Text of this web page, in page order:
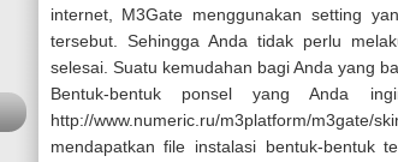
internet, M3Gate menggunakan setting
tersebut. Sehingga Anda tidak perlu
selesai. Suatu kemudahan bagi Anda yang
Bentuk-bentuk ponsel yang Anda
http://www.numeric.ru/m3platform/
mendapatkan file instalasi bentuk-bentuk